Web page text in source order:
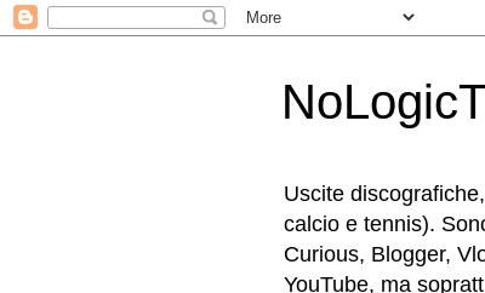
Uscite
calcio e tennis).
Curious, Blogger,
YouTube, ma